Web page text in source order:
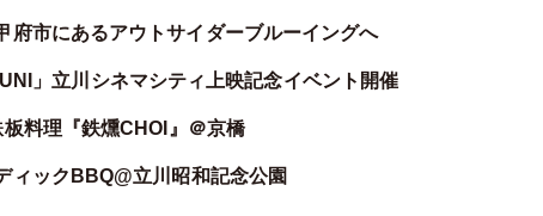
府市にあるアウトサイダーブルーイングへ
」立川シネマシティ上映記念イベント開催
料理『鉄燻CHOI』＠京橋
ィックBBQ@立川昭和記念公園